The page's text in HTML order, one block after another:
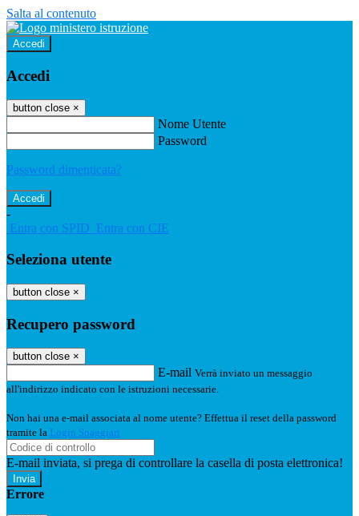
Salta al contenuto
Accedi
Accedi
button close ×
Nome Utente
Password
Password dimenticata?
-
Entra con SPID Entra con CIE
Seleziona utente
button close ×
Recupero password
button close ×
E-mail Verrà inviato un messaggio
all'indirizzo indicato con le istruzioni necessarie.
Non hai una e-mail associata al nome utente? Effettua il reset della password
tramite la Login Spaggiari
E-mail inviata, si prega di controllare la casella di posta elettronica!
Errore